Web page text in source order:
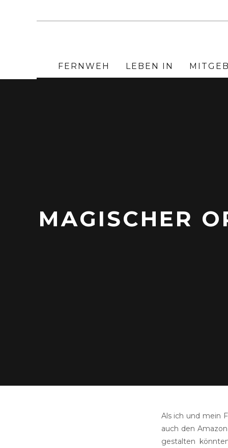
FERNWEH LEBEN IN
MAGISCHER
Als ich und mein
auch den
gestalten